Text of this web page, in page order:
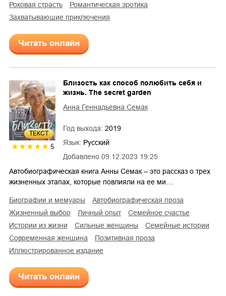
роковая страсть
романтическая эротика
захватывающие приключения
Читать онлайн
ТЕКСТ
5
Добавлено 09.12.2023 19:25
Близость как способ полюбить себя и
жизнь. The secret garden
Анна Геннадьевна Семак
Год выхода: 2019
Язык: Русский
Автобиографическая книга Анны Семак – это рассказ о трех
жизненных этапах, которые повлияли на ее ми…
биографии и мемуары
автобиографическая проза
жизненный выбор
личный опыт
семейное счастье
истории из жизни
сильные женщины
семейные истории
современная женщина
позитивная проза
иллюстрированное издание
Читать онлайн